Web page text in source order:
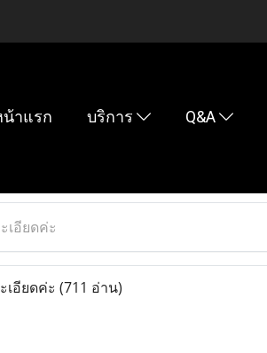
น้าแรก บริการ Q&A
เอียดค่ะ
เอียดค่ะ (711 อ่าน)